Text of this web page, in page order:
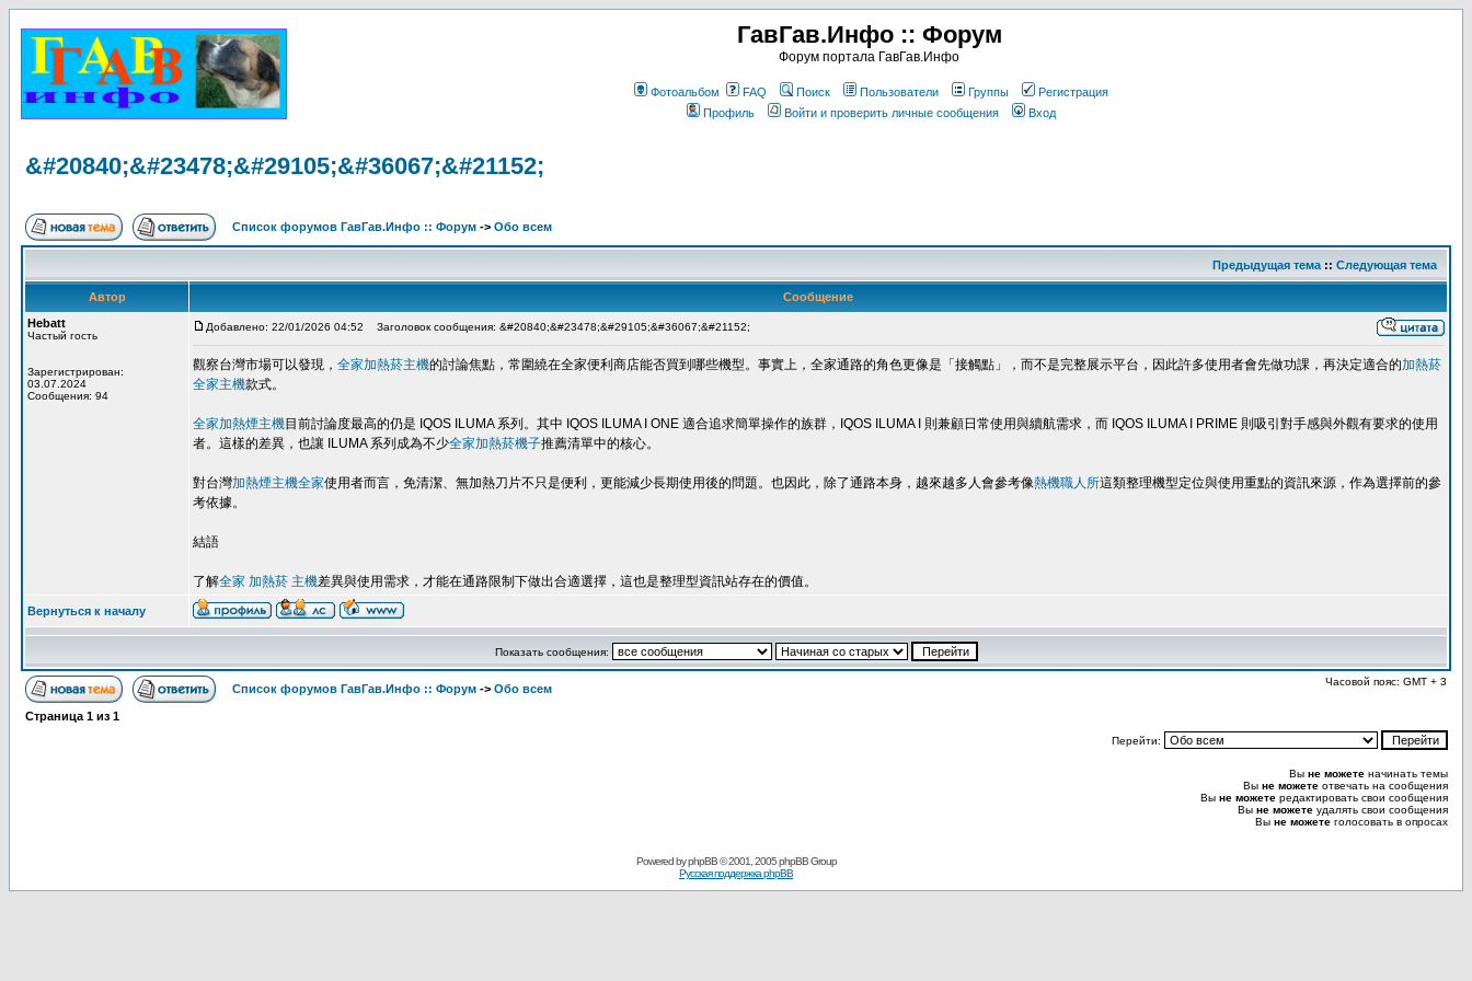
ГавГав.Инфо :: Форум
Форум портала ГавГав.Инфо
Фотоальбом FAQ Поиск Пользователи Группы
Регистрация
Профиль
Войти и проверить личные сообщения Вход
&#20840;&#23478;&#29105;&#36067;&#21152;
Список форумов ГавГав.Инфо :: Форум -> Обо всем
Предыдущая тема :: Следующая тема
Автор
Сообщение
Hebatt
Частый гость
Зарегистрирован:
03.07.2024
Сообщения: 94
Добавлено: 22/01/2026 04:52 Заголовок сообщения: &#20840;&#23478;&#29105;&#36067;&#21152;
觀察台灣市場可以發現， 全家加熱菸主機的討論焦點，常圍繞在全家便利商店能否買到哪些機型。事實上，全家通路的角色更像是「接觸點」，而不是完整展示平台，因此許多使用者會先做功課，再決定適合的加熱菸
全家主機款式。
全家加熱煙主機目前討論度最高的仍是 IQOS ILUMA 系列。其中 IQOS ILUMA I ONE 適合追求簡單操作的族群，IQOS ILUMA I 則兼顧日常使用與續航需求，而 IQOS ILUMA I PRIME 則吸引對手感與外觀有要求的使用
者。這樣的差異，也讓 ILUMA 系列成為不少全家加熱菸機子推薦清單中的核心。
對台灣加熱煙主機全家使用者而言，免清潔、無加熱刀片不只是便利，更能減少長期使用後的問題。也因此，除了通路本身，越來越多人會參考像熱機職人所這類整理機型定位與使用重點的資訊來源，作為選擇前的參
考依據。
結語
了解全家 加熱菸 主機差異與使用需求，才能在通路限制下做出合適選擇，這也是整理型資訊站存在的價值。
Вернуться к началу
Показать сообщения:
Список форумов ГавГав.Инфо :: Форум -> Обо всем
Часовой пояс: GMT + 3
Страница 1 из 1
Перейти:
Вы не можете начинать темы
Вы не можете отвечать на сообщения
Вы не можете редактировать свои сообщения
Вы не можете удалять свои сообщения
Вы не можете голосовать в опросах
Powered byphpBB© 2001, 2005 phpBB Group
Русская поддержка phpBB